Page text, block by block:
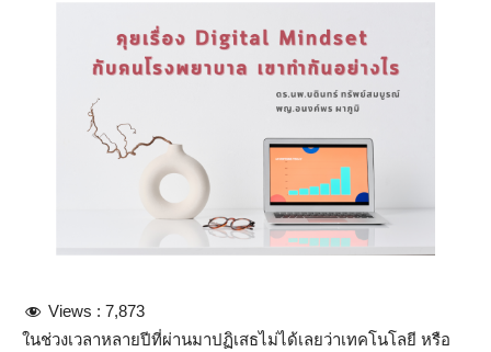
Views : 7,873
ในช่วงเวลาหลายปีที่ผ่านมาปฏิเสธไม่ได้เลยว่าเทคโนโลยี หรือ